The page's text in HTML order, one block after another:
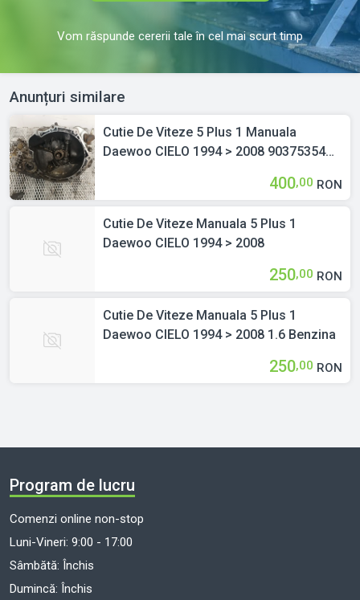
Vom răspunde cererii tale în cel mai scurt timp
Anunțuri similare
Cutie De Viteze 5 Plus 1 Manuala
Daewoo CIELO 1994 > 2008 90375354
400,00 RON
Cutie De Viteze Manuala 5 Plus 1
Daewoo CIELO 1994 > 2008
250,00 RON
Cutie De Viteze Manuala 5 Plus 1
Daewoo CIELO 1994 > 2008 1.6 Benzina
250,00 RON
Program de lucru
Comenzi online non-stop
Luni-Vineri: 9:00 - 17:00
Sâmbătă: Închis
Dumincă: Închis